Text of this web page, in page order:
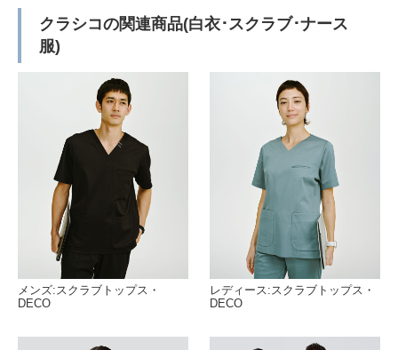
クラシコの関連商品(白衣･スクラブ･ナース
服)
メンズ:スクラブトップス・
DECO
レディース:スクラブトップス・
DECO